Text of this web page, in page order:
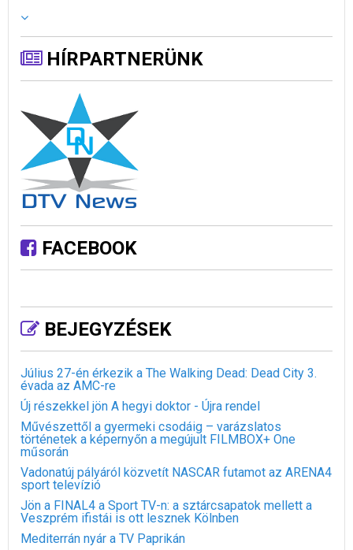
HÍRPARTNERÜNK
FACEBOOK
BEJEGYZÉSEK
Július 27-én érkezik a The Walking Dead: Dead City 3.
évada az AMC-re
Új részekkel jön A hegyi doktor - Újra rendel
Művészettől a gyermeki csodáig – varázslatos
történetek a képernyőn a megújult FILMBOX+ One
műsorán
Vadonatúj pályáról közvetít NASCAR futamot az ARENA4
sport televízió
Jön a FINAL4 a Sport TV-n: a sztárcsapatok mellett a
Veszprém ifistái is ott lesznek Kölnben
Mediterrán nyár a TV Paprikán